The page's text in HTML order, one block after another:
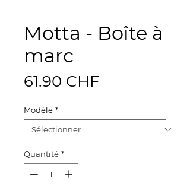
Motta - Boîte à
marc
61.90 CHFPrix
Modèle *
Quantité *